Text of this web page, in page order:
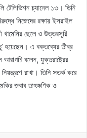
টেলিভিশন চ্যানেল ১৩। তিনি
নিজেদের রক্ষায় ইসরাইল
ছেলে ও উত্তরসূরি
হয়েছেন। এ বক্তব্যের তীব্র
আরাগচি বলেন, যুক্তরাষ্ট্রের
রাখা। তিনি সতর্ক করে
জবাব তাৎক্ষণিক ও